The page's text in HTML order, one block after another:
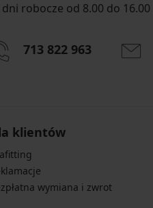
dni robocze od 8.00 do 16.00
713 822 963
klientów
wymiana i zwrot